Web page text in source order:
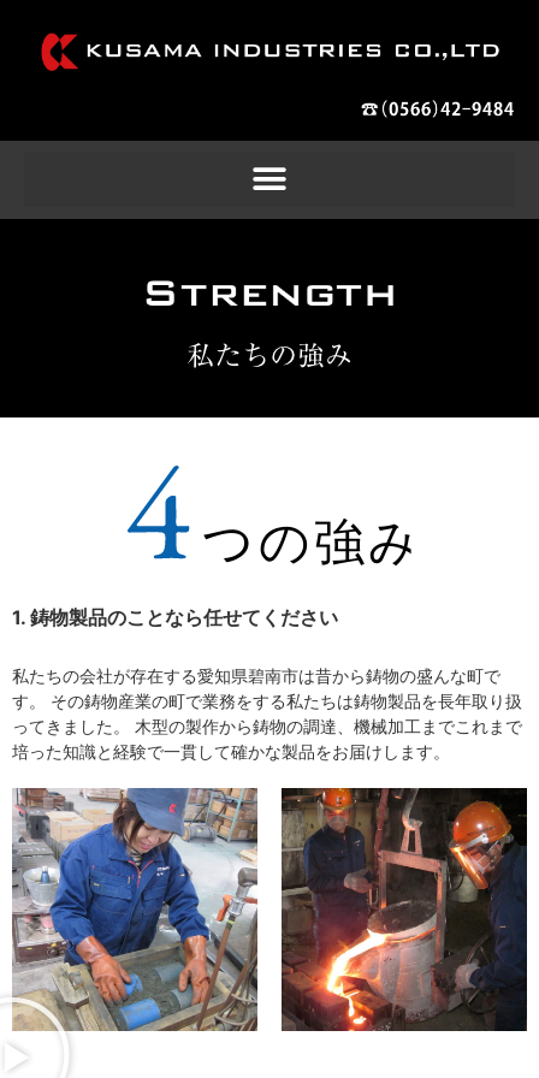
1. 鋳物製品のことなら任せてください
私たちの会社が存在する愛知県碧南市は昔から鋳物の盛んな町で
す。 その鋳物産業の町で業務をする私たちは鋳物製品を長年取り扱
ってきました。 木型の製作から鋳物の調達、機械加工までこれまで
培った知識と経験で一貫して確かな製品をお届けします。